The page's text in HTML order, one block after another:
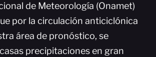
de Meteorología (Onamet)
por la circulación anticiclónica
área de pronóstico, se
precipitaciones en gran